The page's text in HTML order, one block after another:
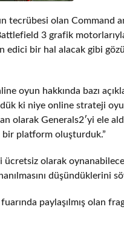
tecrübesi olan Command
3 grafik
edici bir hal alacak gibi
oyun hakkında bazı
ki niye online strateji
olarak Generals2′yi ele
platform oluşturduk.”
ücretsiz olarak
düşündüklerini
paylaşılmış olan